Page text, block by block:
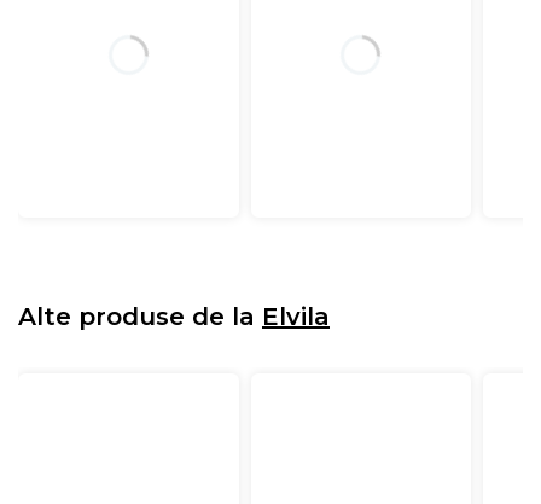
Alte produse de la Elvila